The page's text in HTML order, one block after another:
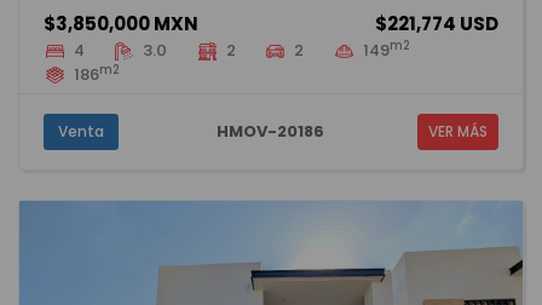
$3,850,000 MXN $221,774 USD
4 3.0 2 2 149m2
186m2
Venta HMOV-20186 VER MÁS